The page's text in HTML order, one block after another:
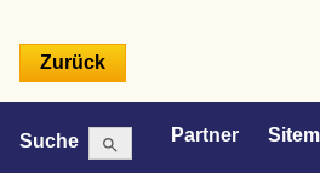
Suche Search
for:
Search Button Partner